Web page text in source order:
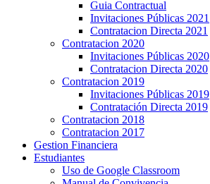
Guia Contractual
Invitaciones Públicas 2021
Contratacion Directa 2021
Contratacion 2020
Invitaciones Públicas 2020
Contratacion Directa 2020
Contratacion 2019
Invitaciones Públicas 2019
Contratación Directa 2019
Contratacion 2018
Contratacion 2017
Gestion Financiera
Estudiantes
Uso de Google Classroom